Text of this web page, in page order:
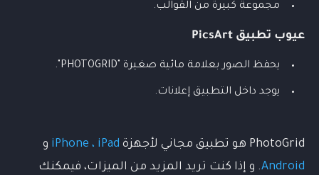
مجموعة كبيرة من القوالب.
عيوب تطبيق PicsArt
يحفظ الصور بعلامة مائية صغيرة "PHOTOGRID".
يوجد داخل التطبيق إعلانات.
PhotoGrid هو تطبيق مجاني لأجهزة iPhone ، iPad و
Android. و إذا كنت تريد المزيد من الميزات، فيمكنك